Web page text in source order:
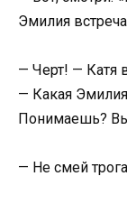
Эмилия
— Черт! — Катя
— Какая
Понимаешь?
— Не смей